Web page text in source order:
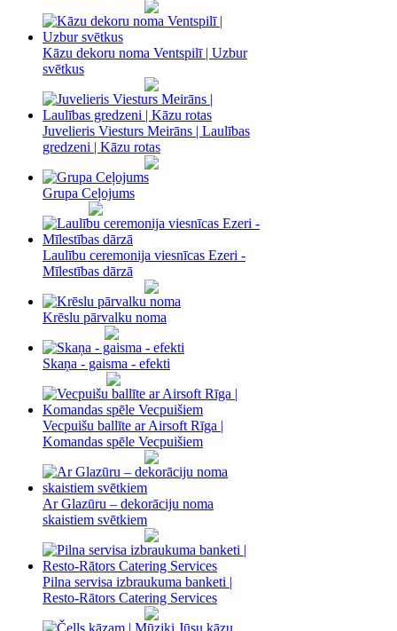
Kāzu dekoru noma Ventspilī | Uzbur
svētkus
Juvelieris Viesturs Meirāns | Laulības
gredzeni | Kāzu rotas
Grupa Ceļojums
Laulību ceremonija viesnīcas Ezeri -
Mīlestības dārzā
Krēslu pārvalku noma
Skaņa - gaisma - efekti
Vecpuišu ballīte ar Airsoft Rīga |
Komandas spēle Vecpuišiem
Ar Glazūru – dekorāciju noma
skaistiem svētkiem
Pilna servisa izbraukuma banketi |
Resto-Rātors Catering Services